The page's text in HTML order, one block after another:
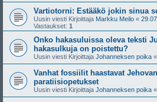
Vartiotorni: Estääkö jokin sinua
Uusin viesti Kirjoittaja Markku Meilo «
Vastaukset: 1
Onko hakasuluissa oleva teksti
hakasulkuja on poistettu?
Uusin viesti Kirjoittaja Johanneksen poika «
Vanhat fossiilit haastavat
paratiisiopetukset
Uusin viesti Kirjoittaja Johanneksen poika «